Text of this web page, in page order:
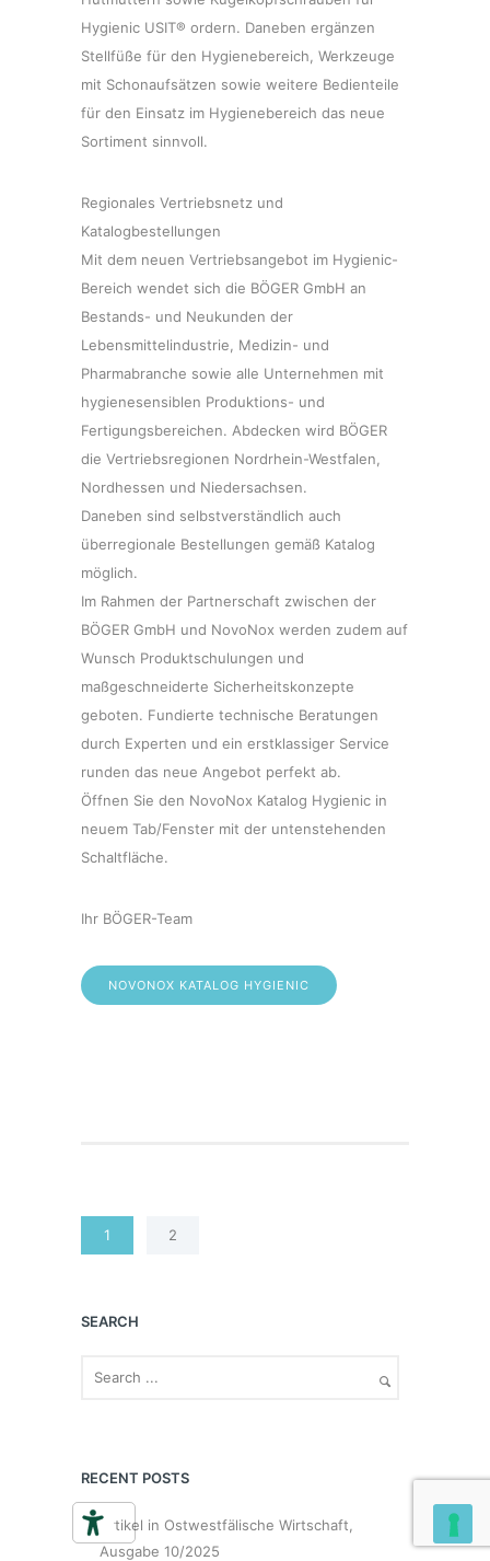
Hygienic USIT® ordern. Daneben ergänzen
Stellfüße für den Hygienebereich, Werkzeuge
mit Schonaufsätzen sowie weitere Bedienteile
für den Einsatz im Hygienebereich das neue
Sortiment sinnvoll.
Regionales Vertriebsnetz und
Katalogbestellungen
Mit dem neuen Vertriebsangebot im Hygienic-
Bereich wendet sich die BÖGER GmbH an
Bestands- und Neukunden der
Lebensmittelindustrie, Medizin- und
Pharmabranche sowie alle Unternehmen mit
hygienesensiblen Produktions- und
Fertigungsbereichen. Abdecken wird BÖGER
die Vertriebsregionen Nordrhein-Westfalen,
Nordhessen und Niedersachsen.
Daneben sind selbstverständlich auch
überregionale Bestellungen gemäß Katalog
möglich.
Im Rahmen der Partnerschaft zwischen der
BÖGER GmbH und NovoNox werden zudem auf
Wunsch Produktschulungen und
maßgeschneiderte Sicherheitskonzepte
geboten. Fundierte technische Beratungen
durch Experten und ein erstklassiger Service
runden das neue Angebot perfekt ab.
Öffnen Sie den NovoNox Katalog Hygienic in
neuem Tab/Fenster mit der untenstehenden
Schaltfläche.
Ihr BÖGER-Team
NOVONOX KATALOG HYGIENIC
1 2
SEARCH
RECENT POSTS
Artikel in Ostwestfälische Wirtschaft,
Ausgabe 10/2025